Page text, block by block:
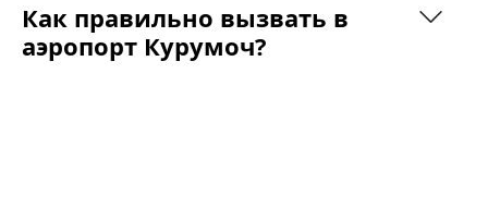
Как правильно вызвать в
аэропорт Курумоч?